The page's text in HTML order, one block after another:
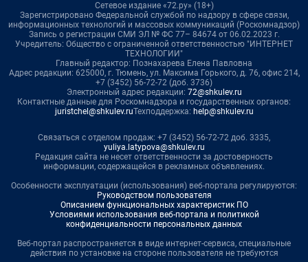
Сетевое издание «72.ру» (18+)
Зарегистрировано Федеральной службой по надзору в сфере связи,
информационных технологий и массовых коммуникаций (Роскомнадзор)
Запись о регистрации СМИ ЭЛ № ФС 77– 84674 от 06.02.2023 г.
Учредитель: Общество с ограниченной ответственностью "ИНТЕРНЕТ
ТЕХНОЛОГИИ"
Главный редактор: Познахарева Елена Павловна
Адрес редакции: 625000, г. Тюмень, ул. Максима Горького, д. 76, офис 214,
+7 (3452) 56-72-72 (доб. 3736)
Электронный адрес редакции: 72@shkulev.ru
Контактные данные для Роскомнадзора и государственных органов:
juristchel@shkulev.ruТехподдержка: help@shkulev.ru
Связаться с отделом продаж: +7 (3452) 56-72-72 доб. 3335,
yuliya.latypova@shkulev.ru
Редакция сайта не несет ответственности за достоверность
информации, содержащейся в рекламных объявлениях.
Особенности эксплуатации (использования) веб-портала регулируются:
Руководством пользователя
Описанием функциональных характеристик ПО
Условиями использования веб-портала и политикой
конфиденциальности персональных данных
Веб-портал распространяется в виде интернет-сервиса, специальные
действия по установке на стороне пользователя не требуются